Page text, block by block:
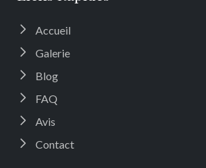
Accueil
Galerie
Blog
FAQ
Avis
Contact